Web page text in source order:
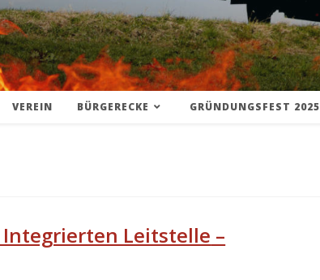
VEREIN BÜRGERECKE GRÜNDUNGSFEST 2025
Integrierten Leitstelle –